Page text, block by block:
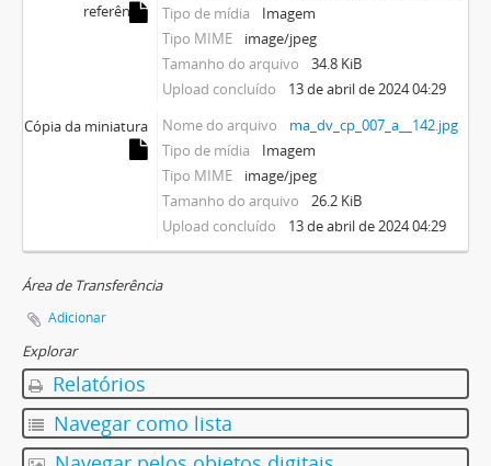
referência
Tipo de mídia
Imagem
Tipo MIME
image/jpeg
Tamanho do arquivo
34.8 KiB
Upload concluído
13 de abril de 2024 04:29
Cópia da miniatura
Nome do arquivo
ma_dv_cp_007_a__142.jpg
Tipo de mídia
Imagem
Tipo MIME
image/jpeg
Tamanho do arquivo
26.2 KiB
Upload concluído
13 de abril de 2024 04:29
Área de Transferência
Adicionar
Explorar
Relatórios
Navegar como lista